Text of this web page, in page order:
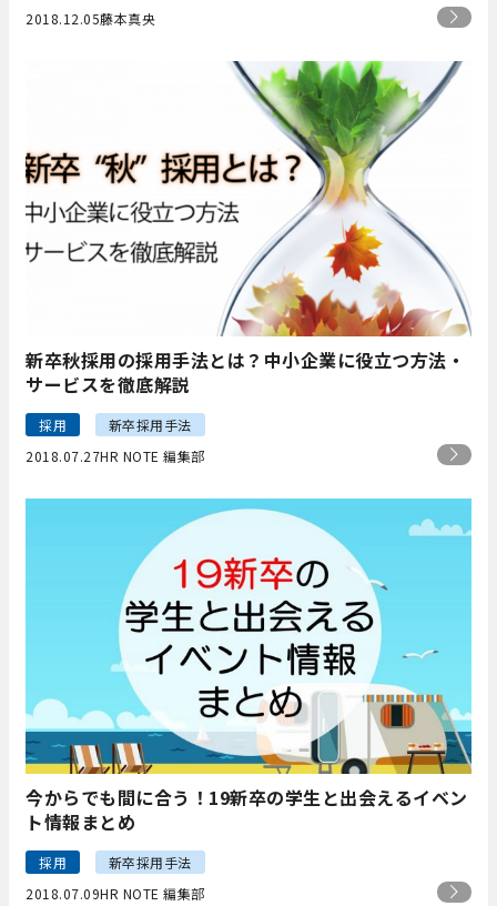
2018.12.05藤本真央
新卒秋採用の採用手法とは？中小企業に役立つ方法・
サービスを徹底解説
採用
新卒採用手法
2018.07.27HR NOTE 編集部
今からでも間に合う！19新卒の学生と出会えるイベン
ト情報まとめ
採用
新卒採用手法
2018.07.09HR NOTE 編集部